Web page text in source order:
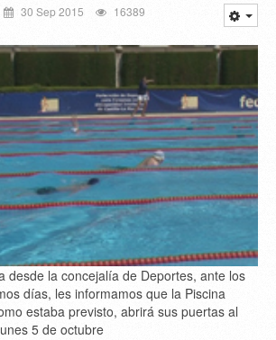
30 Sep 2015 16389
desde la concejalía de Deportes, ante los
días, les informamos que la Piscina
estaba previsto, abrirá sus puertas al
5 de octubre